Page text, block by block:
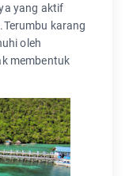
yang aktif
karang
oleh
membentuk